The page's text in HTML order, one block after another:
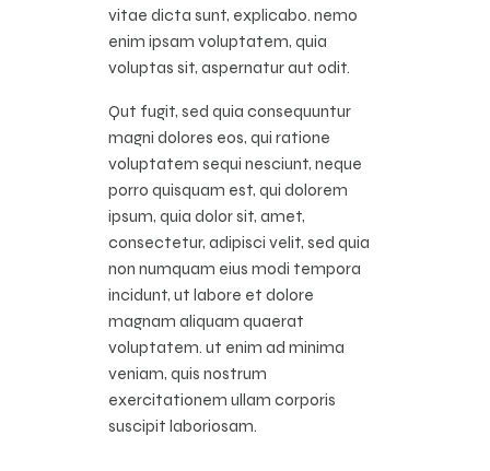
vitae dicta sunt, explicabo. nemo
enim ipsam voluptatem, quia
voluptas sit, aspernatur aut odit.
Qut fugit, sed quia consequuntur
magni dolores eos, qui ratione
voluptatem sequi nesciunt, neque
porro quisquam est, qui dolorem
ipsum, quia dolor sit, amet,
consectetur, adipisci velit, sed quia
non numquam eius modi tempora
incidunt, ut labore et dolore
magnam aliquam quaerat
voluptatem. ut enim ad minima
veniam, quis nostrum
exercitationem ullam corporis
suscipit laboriosam.